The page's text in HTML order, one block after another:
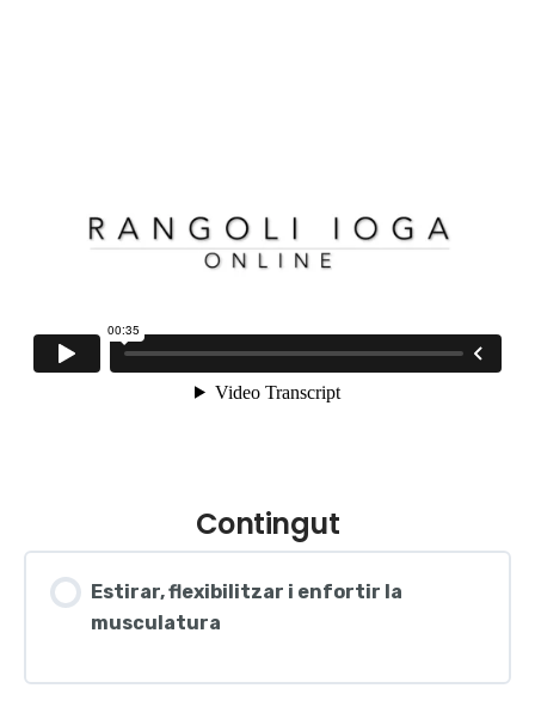
Contingut
Estirar, flexibilitzar i enfortir la
musculatura